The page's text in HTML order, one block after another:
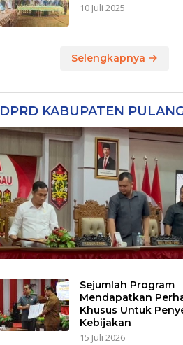
10 Juli 2025
Selengkapnya
DPRD KABUPATEN
Sejumlah Program
Mendapatkan
Khusus Untuk
Kebijakan
15 Juli 2026